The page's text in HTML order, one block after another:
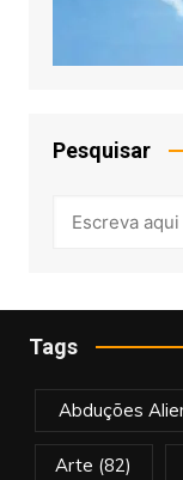
Pesquisar
Tags
Abduções
Arte (82)